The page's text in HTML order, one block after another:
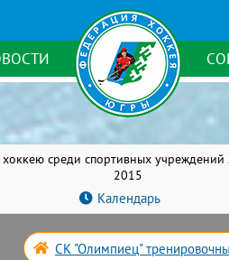
среди спортивных
2015
Календарь
СК "Олимпиец"